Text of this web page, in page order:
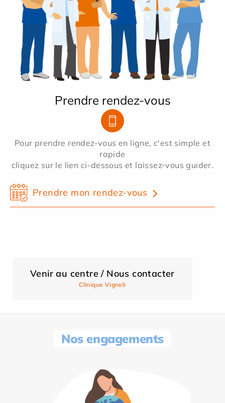
Prendre rendez-vous
Pour prendre rendez-vous en ligne, c'est simple et
rapide
cliquez sur le lien ci-dessous et laissez-vous guider.
Prendre mon rendez-vous
Venir au centre / Nous contacter
Clinique Vignoli
Nos engagements